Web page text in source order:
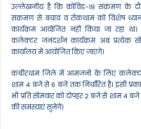
उल्लेखनीय है कि कोविड-19 संक्रमण के
संक्रमण से बचाव व रोकथाम को विशेष
कार्यक्रम आयोजित नहीं किया जा रहा
कलेक्टर जनदर्शन कार्यक्रम अब प्रत्येक
कार्यालय में आयोजित किए जाएंगे।
कबीरधाम जिले में आमजनों के लिए कलेक्टर
शाम 4 बजे से 6 बजे तक निर्धारित है। इसी
भी प्रति सोमवार को दोपहर 2 बजे से शाम
की समस्याएं सुनेगें।